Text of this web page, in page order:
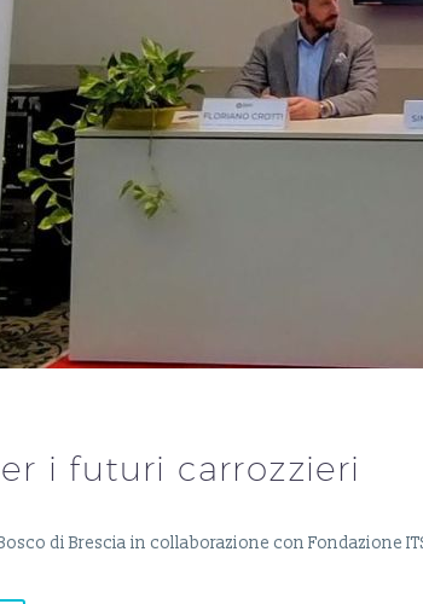
i futuri carrozzieri
di Brescia in collaborazione con